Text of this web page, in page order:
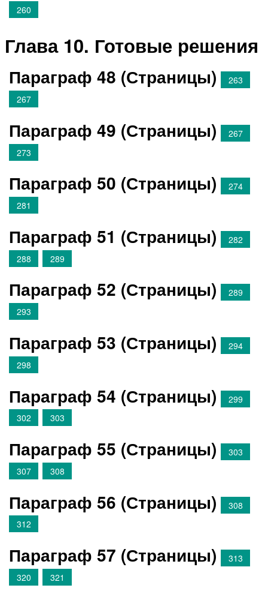
260
Глава 10. Готовые решения
Параграф 48 (Страницы)
263
267
Параграф 49 (Страницы)
267
273
Параграф 50 (Страницы)
274
281
Параграф 51 (Страницы)
282
288
289
Параграф 52 (Страницы)
289
293
Параграф 53 (Страницы)
294
298
Параграф 54 (Страницы)
299
302
303
Параграф 55 (Страницы)
303
307
308
Параграф 56 (Страницы)
308
312
Параграф 57 (Страницы)
313
320
321